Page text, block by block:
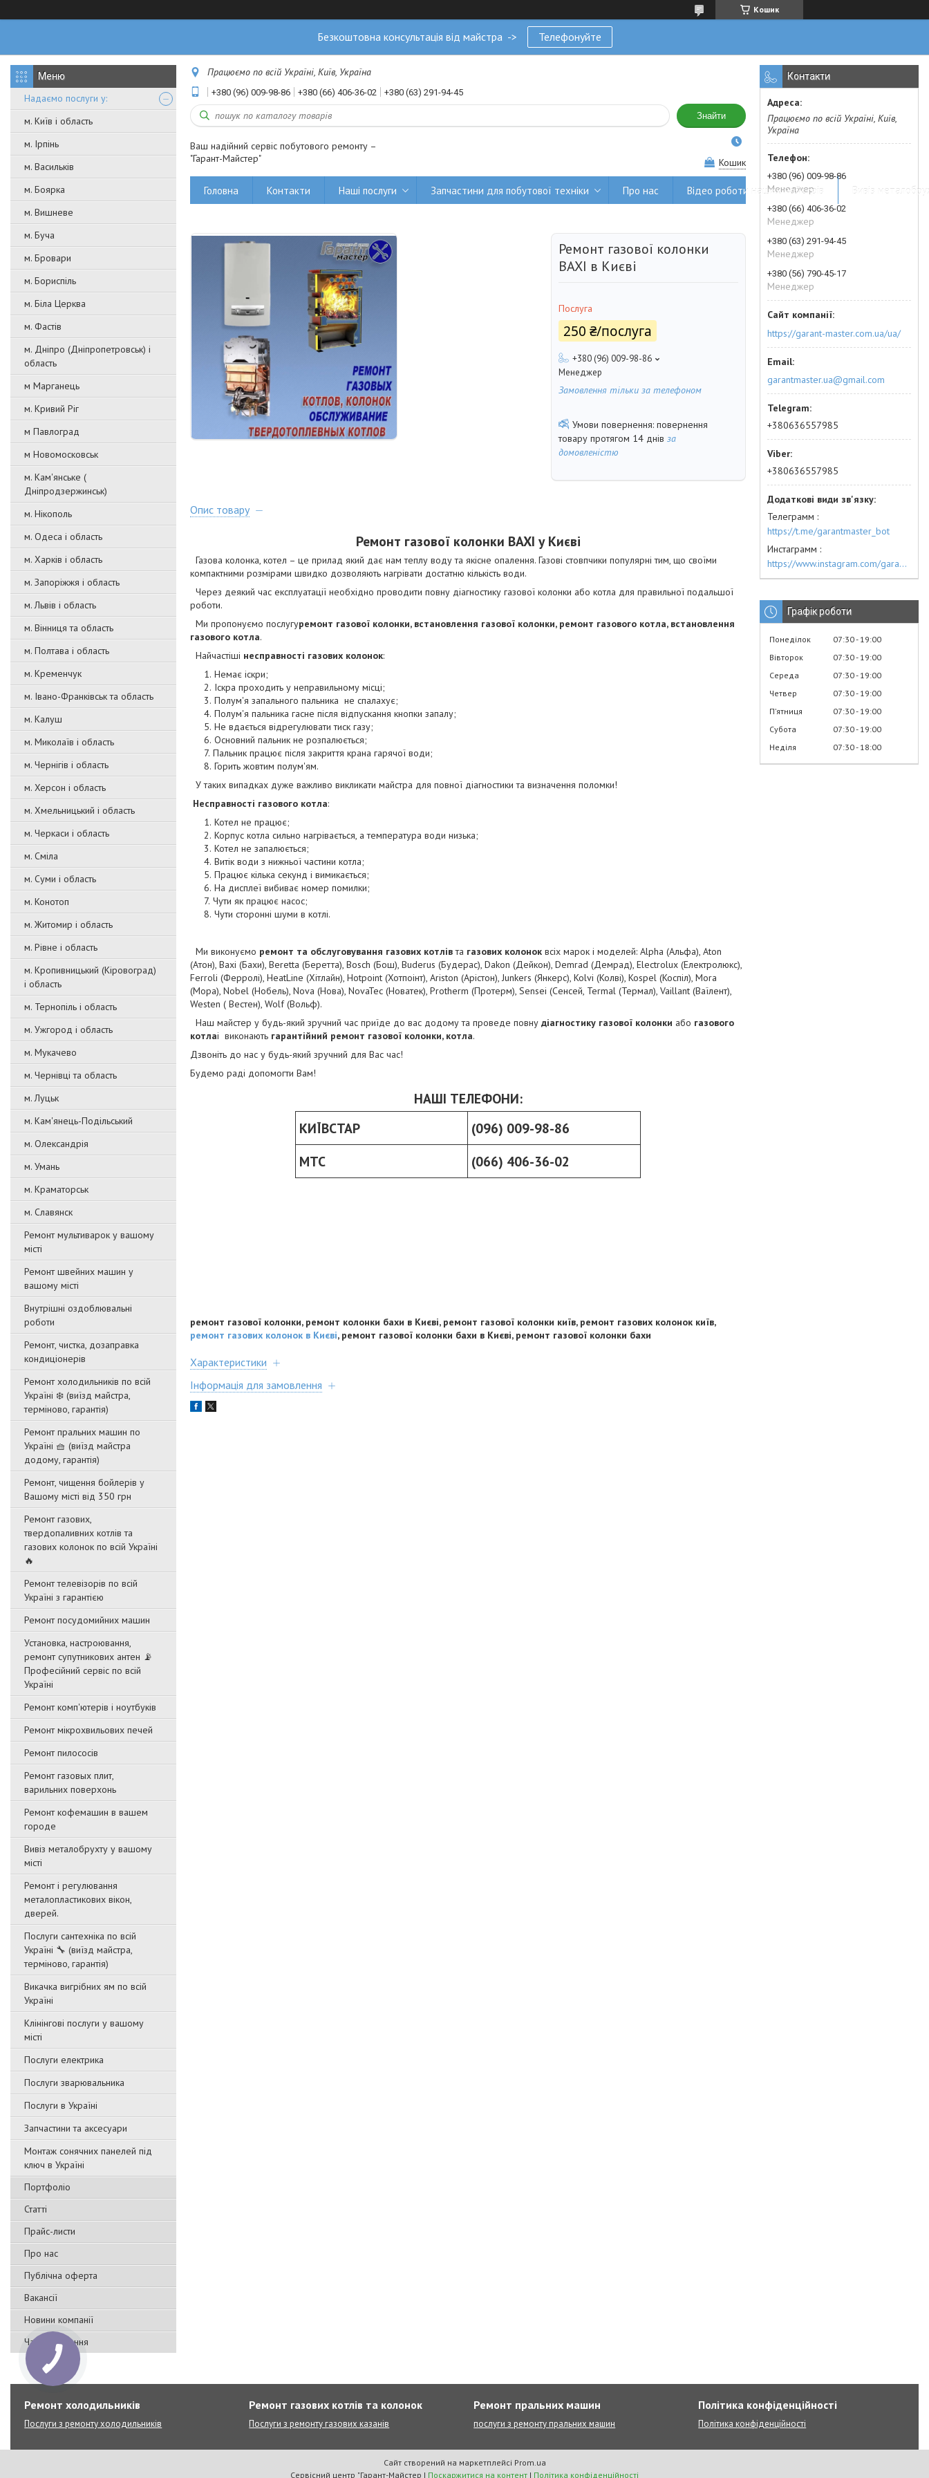
Кошик
Безкоштовна консультація від майстра -> Телефонуйте
Надаємо послуги у:
м. Київ і область
м. Ірпінь
м. Васильків
м. Боярка
м. Вишневе
м. Буча
м. Бровари
м. Бориспіль
м. Біла Церква
м. Фастів
м. Дніпро (Дніпропетровськ) і
область
м Марганець
м. Кривий Ріг
м Павлоград
м Новомосковськ
м. Кам'янське (
Дніпродзержинськ)
м. Нікополь
м. Одеса і область
м. Харків і область
м. Запоріжжя і область
м. Львів і область
м. Вінниця та область
м. Полтава і область
м. Кременчук
м. Івано-Франківськ та область
м. Калуш
м. Миколаїв і область
м. Чернігів і область
м. Херсон і область
м. Хмельницький і область
м. Черкаси і область
м. Сміла
м. Суми і область
м. Конотоп
м. Житомир і область
м. Рівне і область
м. Кропивницький (Кіровоград)
і область
м. Тернопіль і область
м. Ужгород і область
м. Мукачево
м. Чернівці та область
м. Луцьк
м. Кам'янець-Подільський
м. Олександрія
м. Умань
м. Краматорськ
м. Славянск
Ремонт мультиварок у вашому
місті
Ремонт швейних машин у
вашому місті
Внутрішні оздоблювальні
роботи
Ремонт, чистка, дозаправка
кондиціонерів
Ремонт холодильників по всій
Україні ❄️ (виїзд майстра,
терміново, гарантія)
Ремонт пральних машин по
Україні 🧺 (виїзд майстра
додому, гарантія)
Ремонт, чищення бойлерів у
Вашому місті від 350 грн
Ремонт газових,
твердопаливних котлів та
газових колонок по всій Україні
🔥
Ремонт телевізорів по всій
Україні з гарантією
Ремонт посудомийних машин
Установка, настроювання,
ремонт супутникових антен 📡
Професійний сервіс по всій
Україні
Ремонт комп'ютерів і ноутбуків
Ремонт мікрохвильових печей
Ремонт пилососів
Ремонт газовых плит,
варильних поверхонь
Ремонт кофемашин в вашем
городе
Вивіз металобрухту у вашому
місті
Ремонт і регулювання
металопластикових вікон,
дверей.
Послуги сантехніка по всій
Україні 🔧 (виїзд майстра,
терміново, гарантія)
Викачка вигрібних ям по всій
Україні
Клінінгові послуги у вашому
місті
Послуги електрика
Послуги зварювальника
Послуги в Україні
Запчастини та аксесуари
Монтаж сонячних панелей під
ключ в Україні
Портфоліо
Статті
Прайс-листи
Про нас
Публічна оферта
Вакансії
Новини компанії
Часті запитання
Працюємо по всій Україні, Київ, Україна
+380 (96) 009-98-86 +380 (66) 406-36-02 +380 (63) 291-94-45
Знайти
Ваш надійний сервіс побутового ремонту –
"Гарант-Майстер"
Кошик
Головна Контакти Наші послуги Запчастини для побутової техніки Про нас Відео роботи наших майстрів Вивіз
Ремонт газової колонки
BAXI в Києві
Послуга
250 ₴/послуга
+380 (96) 009-98-86
Менеджер
Замовлення тільки за телефоном
повернення
товару протягом 14 днів за
домовленістю
Опис товару
Ремонт газової колонки BAXI у Києві
Газова колонка, котел – це прилад який дає нам теплу воду та якісне опалення. Газові стовпчики популярні тим, що своїми
компактними розмірами швидко дозволяють нагрівати достатню кількість води.
Через деякий час експлуатації необхідно проводити повну діагностику газової колонки або котла для правильної подальшої
роботи.
Ми пропонуємо послугуремонт газової колонки, встановлення газової колонки, ремонт газового котла, встановлення
газового котла.
Найчастіші несправності газових колонок:
Немає іскри;
Іскра проходить у неправильному місці;
Полум'я запального пальника не спалахує;
Полум'я пальника гасне після відпускання кнопки запалу;
Не вдається відрегулювати тиск газу;
Основний пальник не розпалюється;
Пальник працює після закриття крана гарячої води;
Горить жовтим полум'ям.
У таких випадках дуже важливо викликати майстра для повної діагностики та визначення поломки!
Несправності газового котла:
Котел не працює;
Корпус котла сильно нагрівається, а температура води низька;
Котел не запалюється;
Витік води з нижньої частини котла;
Працює кілька секунд і вимикається;
На дисплеї вибиває номер помилки;
Чути як працює насос;
Чути сторонні шуми в котлі.
Ми виконуємо ремонт та обслуговування газових котлівта газових колонок всіх марок і моделей: Alpha (Альфа), Aton
(Атон), Baxi (Бахи), Beretta (Беретта), Bosch (Бош), Buderus (Будерас), Dakon (Дейкон), Demrad (Демрад), Electrolux (Електролюкс),
Ferroli (Ферролі), HeatLine (Хітлайн), Hotpoint (Хотпоінт), Ariston (Арістон), Junkers (Янкерс), Kolvi (Колві), Kospel (Коспіл), Mora
(Мора), Nobel (Нобель), Nova (Нова), NovaTec (Новатек), Protherm (Протерм), Sensei (Сенсей, Termal (Термал), Vaillant (Ваїлент),
Westen ( Вестен), Wolf (Вольф).
Наш майстер у будь-який зручний час приїде до вас додому та проведе повну діагностику газової колонки або газового
котлаі виконають гарантійний ремонт газової колонки, котла.
Дзвоніть до нас у будь-який зручний для Вас час!
Будемо раді допомогти Вам!
НАШІ ТЕЛЕФОНИ:
КИЇВСТАР
(096) 009-98-86
МТС
(066) 406-36-02
ремонт газової колонки, ремонт колонки бахи в Києві, ремонт газової колонки київ, ремонт газових колонок київ,
ремонт газових колонок в Києві, ремонт газової колонки бахи в Києві, ремонт газової колонки бахи
Характеристики
Інформація для замовлення
Контакти
Працюємо по всій Україні, Київ,
Україна
+380 (96) 009-98-86
Менеджер
+380 (66) 406-36-02
Менеджер
+380 (63) 291-94-45
Менеджер
+380 (56) 790-45-17
Менеджер
https://garant-master.com.ua/ua/
garantmaster.ua@gmail.com
+380636557985
+380636557985
Телеграмм
https://t.me/garantmaster_bot
Инстаграмм
https://www.instagram.com/garantmaster.ua/
Графік роботи
Понеділок 07:30 19:00
Вівторок
07:30 19:00
Середа
07:30 19:00
Четвер
07:30 19:00
Пʼятниця
07:30 19:00
Субота
07:30 19:00
Неділя
07:30 18:00
Ремонт холодильників
Послуги з ремонту холодильників
Ремонт газових котлів та колонок
Послуги з ремонту газових казанів
Ремонт пральних машин
послуги з ремонту пральних машин
Політика конфіденційності
Політика конфіденційності
Сайт створений на маркетплейсі Prom.ua
Сервісний центр "Гарант-Майстер | Поскаржитися на контент | Політика конфіденційності